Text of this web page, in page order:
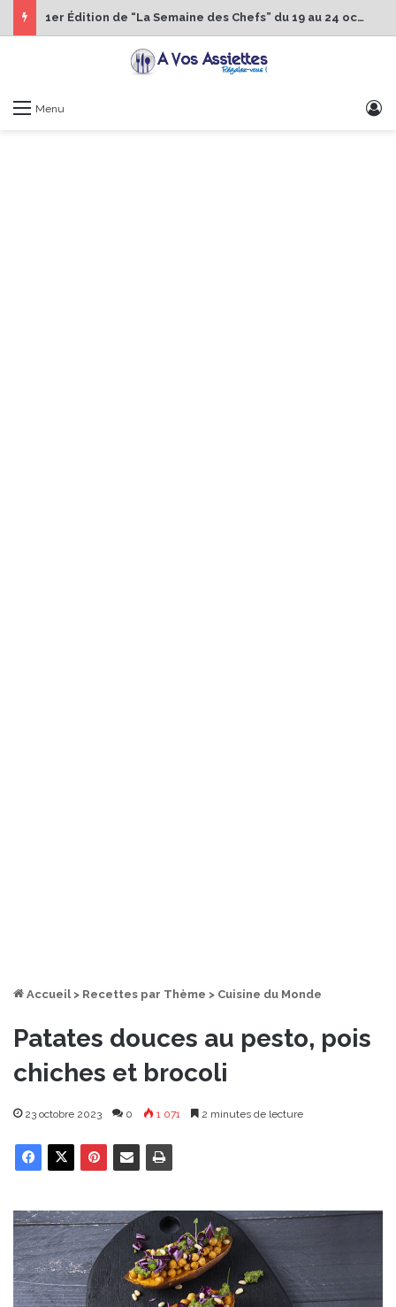
1er Édition de “La Semaine des Chefs” du 19 au 24 octobre 2026
Menu
Accueil > Recettes par Thème > Cuisine du Monde
Patates douces au pesto, pois
chiches et brocoli
23 octobre 2023 0 1 071 2 minutes de lecture